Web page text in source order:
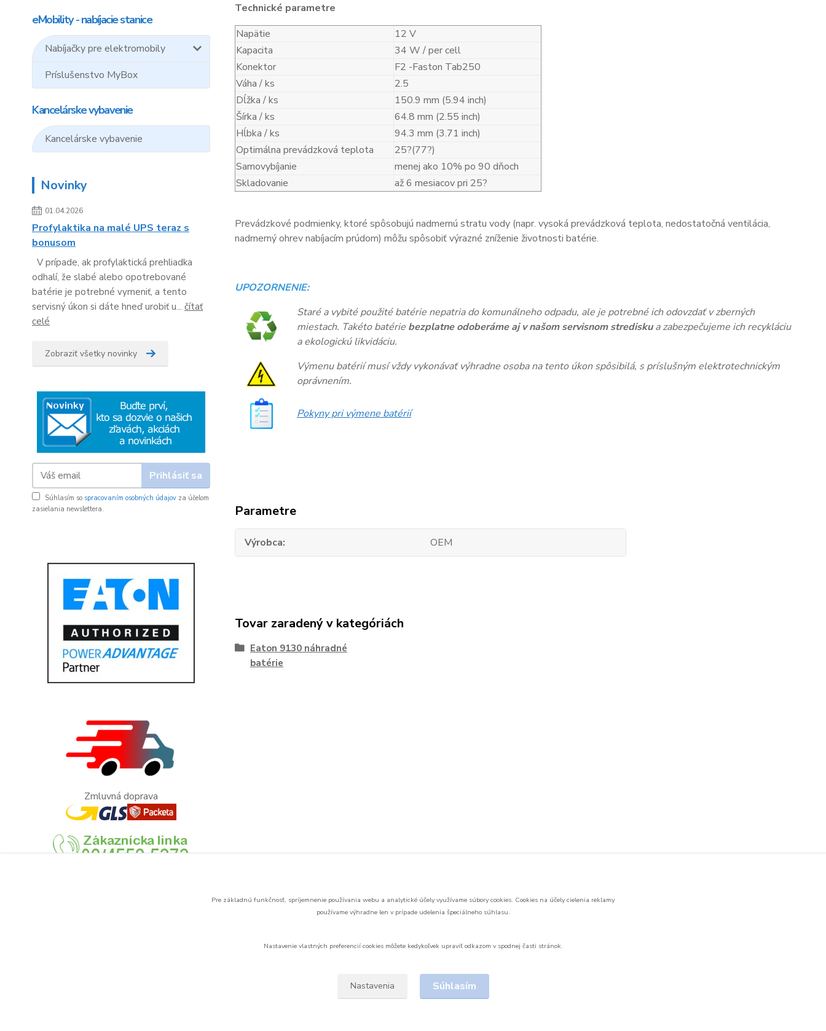
eMobility - nabíjacie stanice
Nabíjačky pre elektromobily
Príslušenstvo MyBox
Kancelárske vybavenie
Kancelárske vybavenie
Novinky
01.04.2026
Profylaktika na malé UPS teraz s
bonusom
V prípade, ak profylaktická prehliadka
odhalí, že slabé alebo opotrebované
batérie je potrebné vymeniť, a tento
servisný úkon si dáte hneď urobiť u... čítať
celé
Zobraziť všetky novinky
Prihlásiť sa
Súhlasím so spracovaním osobných údajov za účelom
zasielania newslettera.
Zmluvná doprava
Technické parametre
Napätie
12 V
Kapacita
34 W / per cell
Konektor
F2 -Faston Tab250
Váha / ks
2.5
Dĺžka / ks
150.9 mm (5.94 inch)
Šírka / ks
64.8 mm (2.55 inch)
Hĺbka / ks
94.3 mm (3.71 inch)
Optimálna prevádzková teplota
25?(77?)
Samovybíjanie
menej ako 10% po 90 dňoch
Skladovanie
až 6 mesiacov pri 25?
Prevádzkové podmienky, ktoré spôsobujú nadmernú stratu vody (napr. vysoká prevádzková teplota, nedostatočná ventilácia,
nadmerný ohrev nabíjacím prúdom) môžu spôsobiť výrazné zníženie životnosti batérie.
UPOZORNENIE:
Staré a vybité použité batérie nepatria do komunálneho odpadu, ale je potrebné ich odovzdať v zberných
miestach. Takéto batérie bezplatne odoberáme aj v našom servisnom strediskua zabezpečujeme ich recykláciu
a ekologickú likvidáciu.
Výmenu batérií musí vždy vykonávať výhradne osoba na tento úkon spôsibilá, s príslušným elektrotechnickým
oprávnením.
Pokyny pri výmene batérií
Parametre
Výrobca OEM
Tovar zaradený v kategóriách
Eaton 9130 náhradné
batérie
Pre základnú funkčnosť, spríjemnenie používania webu a analytické účely využívame súbory cookies. Cookies na účely cielenia reklamy
používame výhradne len v prípade udelenia špeciálneho súhlasu.
Nastavenie vlastných preferencií cookies môžete kedykoľvek upraviť odkazom v spodnej časti stránok.
Nastavenia Súhlasím